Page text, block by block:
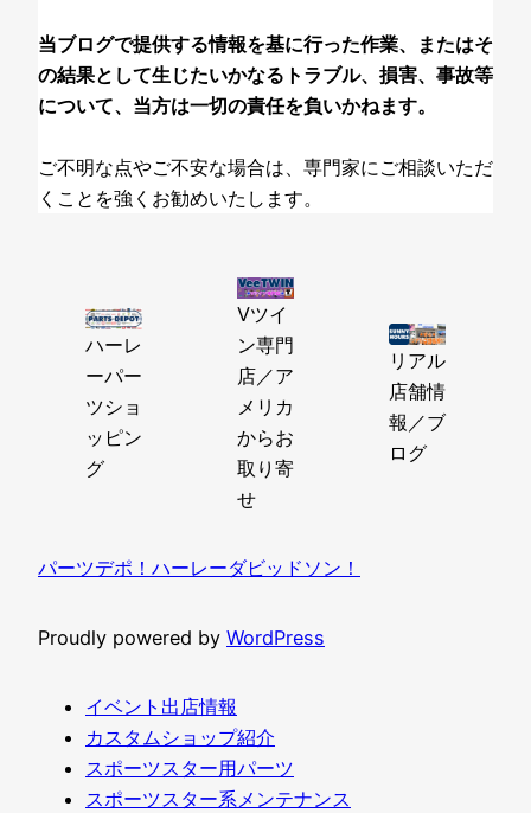
当ブログで提供する情報を基に行った作業、またはそ
の結果として生じたいかなるトラブル、損害、事故等
について、当方は一切の責任を負いかねます。
ご不明な点やご不安な場合は、専門家にご相談いただ
くことを強くお勧めいたします。
ハーレ
ーパー
ツショ
ッピン
グ
Vツイ
ン専門
店／ア
メリカ
からお
取り寄
せ
リアル
店舗情
報／ブ
ログ
パーツデポ！ハーレーダビッドソン！
Proudly powered by WordPress
イベント出店情報
カスタムショップ紹介
スポーツスター用パーツ
スポーツスター系メンテナンス